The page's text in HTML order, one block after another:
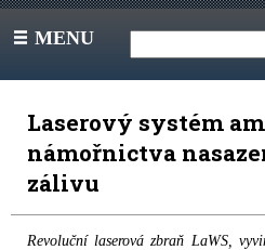
III MENU
Laserový systém
námořnictva
zálivu
Revoluční laserová zbraň LaWS,